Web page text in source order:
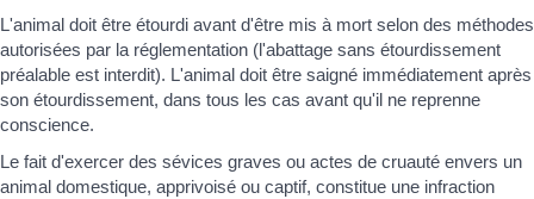
L'animal doit être étourdi avant d'être mis à mort selon des méthodes
autorisées par la réglementation (l'abattage sans étourdissement
préalable est interdit). L'animal doit être saigné immédiatement après
son étourdissement, dans tous les cas avant qu'il ne reprenne
conscience.
Le fait d'exercer des sévices graves ou actes de cruauté envers un
animal domestique, apprivoisé ou captif, constitue une infraction